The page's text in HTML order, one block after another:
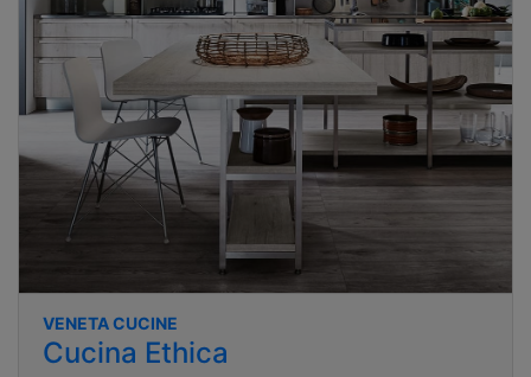
VENETA CUCINE
Cucina Ethica